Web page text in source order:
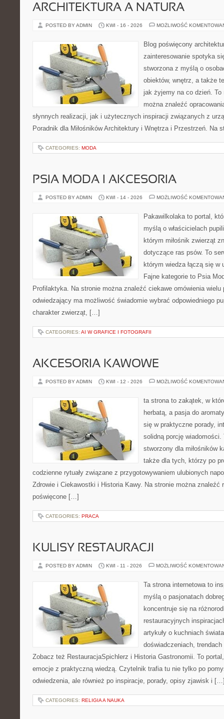
ARCHITEKTURA A NATURA
POSTED BY ADMIN KWI - 16 - 2026 MOŻLIWOŚĆ
Blog poświęcony
zainteresowanie spotyka
stworzona z myślą o
obiektów, wnętrz, a także
jak żyjemy na co dzień.
można znaleźć
słynnych realizacji, jak i użytecznych inspiracji związanych z
Poradnik dla Miłośników Architektury i Wnętrza i Przestrzeń.
CATEGORIES: MODA
PSIA MODA I AKCESORIA
POSTED BY ADMIN KWI - 14 - 2026 MOŻLIWOŚĆ
Pakawilkolaka to portal,
myślą o właścicielach
którym miłośnik zwierząt
dotyczące ras psów. To
którym wiedza łączą się w
Fajne kategorie to Psia
Profilaktyka. Na stronie można znaleźć ciekawe omówienia
odwiedzający ma możliwość świadomie wybrać odpowiedniego
charakter zwierząt, […]
CATEGORIES: AI W GRAFICE I FOTOGRAFII
AKCESORIA KAWOWE
POSTED BY ADMIN KWI - 12 - 2026 MOŻLIWOŚĆ
ta strona to zakątek, w
herbatą, a pasja do
się w praktyczne porady,
solidną porcję wiadomości.
stworzony dla miłośników
także dla tych, którzy po
codzienne rytuały związane z przygotowywaniem ulubionych
Zdrowie i Ciekawostki i Historia Kawy. Na stronie można znaleźć
poświęcone […]
CATEGORIES: PRACA
KULISY RESTAURACJI
POSTED BY ADMIN KWI - 11 - 2026 MOŻLIWOŚĆ
Ta strona internetowa to
myślą o pasjonatach
koncentruje się na
restauracyjnych
artykuły o kuchniach
doświadczeniach,
Zobacz też RestauracjaSpichlerz i Historia Gastronomii. To
emocje z praktyczną wiedzą. Czytelnik trafia tu nie tylko po
odwiedzenia, ale również po inspiracje, porady, opisy zjawisk i
CATEGORIES: RELIGIA A NAUKA